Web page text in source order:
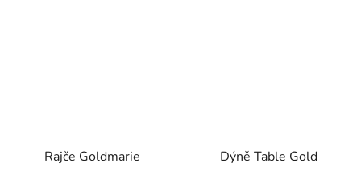
Rajče Goldmarie Dýně Table Gold